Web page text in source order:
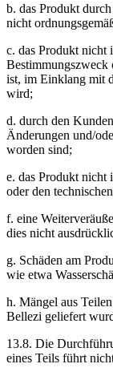
b. das Produkt
nicht
c. das Produkt nicht
Bestimmungszweck
ist, im Einklang mit
wird;
d. durch den
Änderungen und/
worden sind;
e. das Produkt nicht
oder den
f. eine
dies nicht
g. Schäden am
wie etwa
h. Mängel aus
Bellezi geliefert
13.8. Die
eines Teils führt